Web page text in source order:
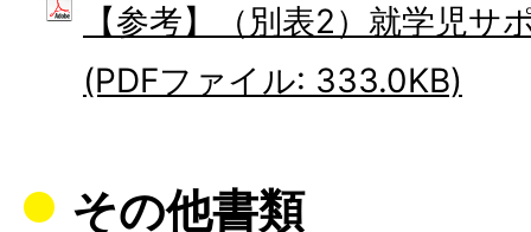
【参考】（別表2）就学児サ
(PDFファイル: 333.0KB)
その他書類